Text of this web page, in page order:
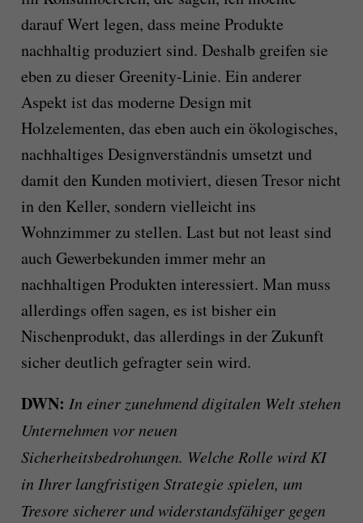
darauf Wert legen, dass meine Produkte
nachhaltig produziert sind. Deshalb greifen sie
eben zu dieser Greenity-Linie. Ein anderer
Aspekt ist das moderne Design mit
Holzelementen, das eben auch ein ökologisches,
nachhaltiges Designverständnis umsetzt und
damit den Kunden motiviert, diesen Tresor nicht
in den Keller, sondern vielleicht ins
Wohnzimmer zu stellen. Last but not least sind
auch Gewerbekunden immer mehr an
nachhaltigen Produkten interessiert. Man muss
allerdings offen sagen, es ist bisher ein
Nischenprodukt, das allerdings in der Zukunft
sicher deutlich gefragter sein wird.
DWN: In einer zunehmend digitalen Welt stehen
Unternehmen vor neuen
Sicherheitsbedrohungen. Welche Rolle wird KI
in Ihrer langfristigen Strategie spielen, um
Tresore sicherer und widerstandsfähiger gegen